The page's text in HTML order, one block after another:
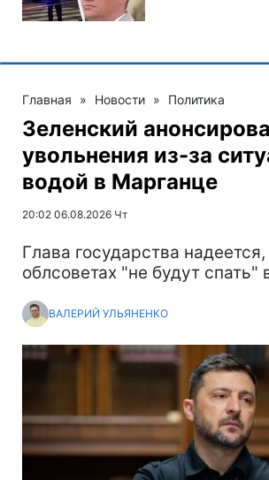
Главная » Новости » Политика
Зеленский
увольнения из-за
водой в Марганце
20:02 06.08.2026 Чт
Глава государства
облсоветах "не будут
ВАЛЕРИЙ УЛЬЯНЕНКО